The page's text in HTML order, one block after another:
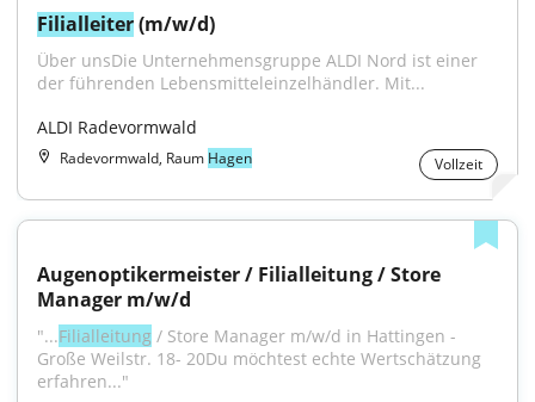
Filialleiter (m/w/d)
Über unsDie Unternehmensgruppe ALDI Nord ist einer
der führenden Lebensmitteleinzelhändler. Mit...
ALDI Radevormwald
Radevormwald, Raum Hagen Vollzeit
Augenoptikermeister / Filialleitung / Store
Manager m/w/d
"...Filialleitung / Store Manager m/w/d in Hattingen -
Große Weilstr. 18- 20Du möchtest echte Wertschätzung
erfahren..."